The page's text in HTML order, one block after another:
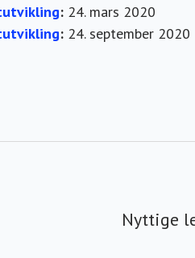
: 24. mars 2020
: 24. september 2020
Nyttige